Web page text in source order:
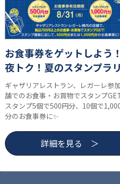
お食事券をゲットしよう！
夜トク！夏のスタンプラ
ギャザリアレストラン、レガーレ参
舗でのお食事・お買物でスタンプ
スタンプ5個で500円分、10個で
分のお食事券に✨
詳細を見る